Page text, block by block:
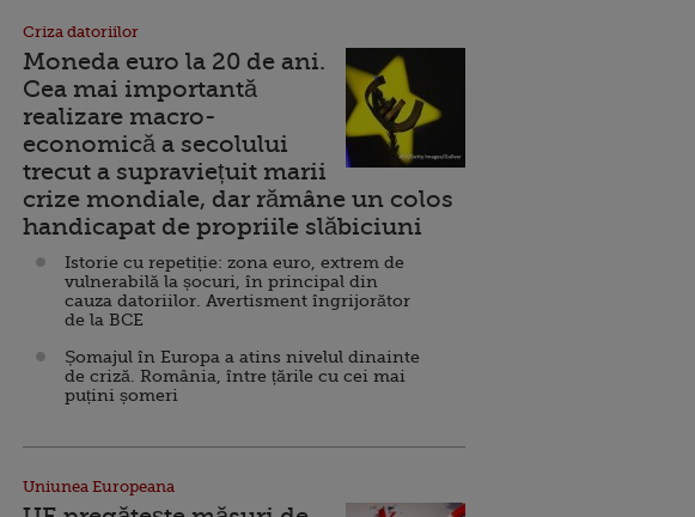
Criza datoriilor
Moneda euro la 20 de ani.
Cea mai importantă
realizare macro-
economică a secolului
trecut a supraviețuit marii
crize mondiale, dar rămâne un colos
handicapat de propriile slăbiciuni
Istorie cu repetiție: zona euro, extrem de
vulnerabilă la șocuri, în principal din
cauza datoriilor. Avertisment îngrijorător
de la BCE
Șomajul în Europa a atins nivelul dinainte
de criză. România, între țările cu cei mai
puțini șomeri
Uniunea Europeana